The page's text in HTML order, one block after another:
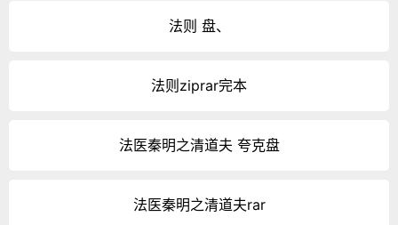
法则 盘、
法则ziprar完本
法医秦明之清道夫 夸克盘
法医秦明之清道夫rar